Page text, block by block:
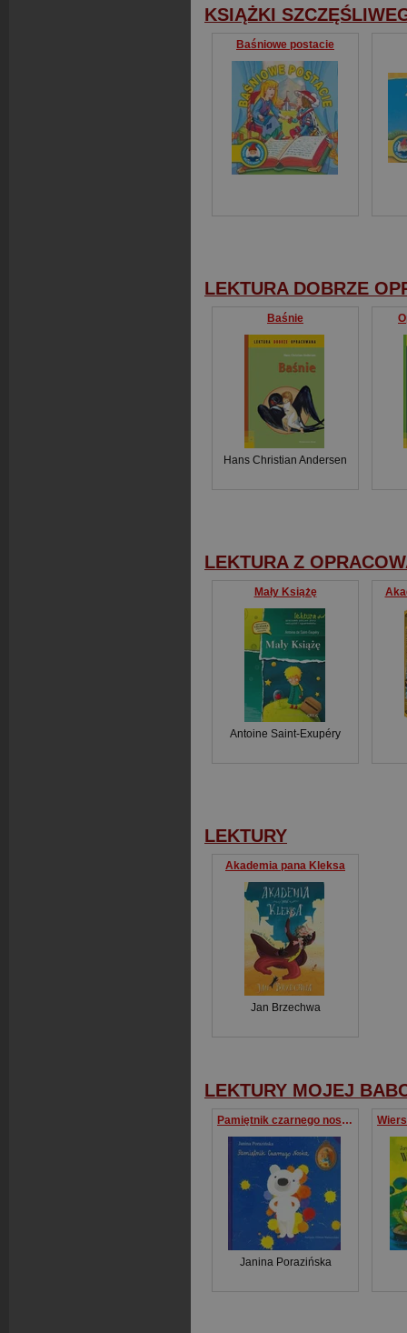
KSIĄŻKI
Baśniowe postacie
LEKTURA DOBRZE
Baśnie
Hans Christian Andersen
LEKTURA Z
Mały Książę
Antoine Saint-Exupéry
LEKTURY
Akademia pana Kleksa
Jan Brzechwa
LEKTURY MOJEJ
Pamiętnik czarnego noska
Janina Porazińska